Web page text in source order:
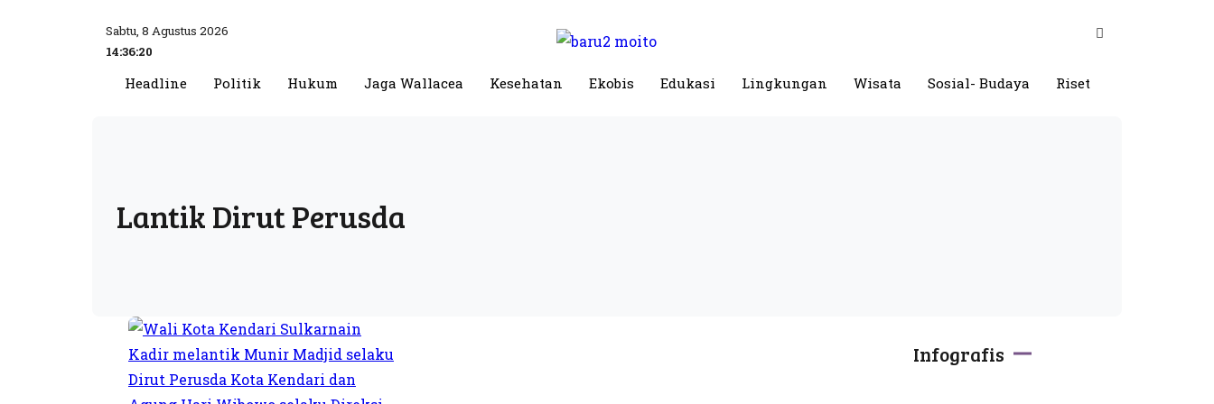
Sabtu, 8 Agustus 2026
14:36:20
Headline Politik Hukum Jaga Wallacea Kesehatan Ekobis Edukasi Lingkungan Wisata Sosial- Budaya Riset
Lantik Dirut Perusda
Infografis